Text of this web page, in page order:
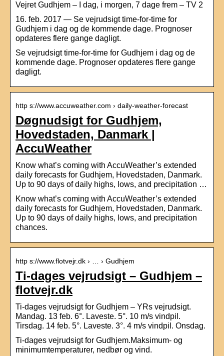
Vejret Gudhjem – I dag, i morgen, 7 dage frem – TV 2
16. feb. 2017 — Se vejrudsigt time-for-time for
Gudhjem i dag og de kommende dage. Prognoser
opdateres flere gange dagligt.
Se vejrudsigt time-for-time for Gudhjem i dag og de
kommende dage. Prognoser opdateres flere gange
dagligt.
http s://www.accuweather.com › daily-weather-forecast
Døgnudsigt for Gudhjem,
Hovedstaden, Danmark |
AccuWeather
Know what’s coming with AccuWeather’s extended
daily forecasts for Gudhjem, Hovedstaden, Danmark.
Up to 90 days of daily highs, lows, and precipitation …
Know what’s coming with AccuWeather’s extended
daily forecasts for Gudhjem, Hovedstaden, Danmark.
Up to 90 days of daily highs, lows, and precipitation
chances.
http s://www.flotvejr.dk › … › Gudhjem
Ti-dages vejrudsigt – Gudhjem –
flotvejr.dk
Ti-dages vejrudsigt for Gudhjem – YRs vejrudsigt.
Mandag. 13 feb. 6°. Laveste. 5°. 10 m/s vindpil.
Tirsdag. 14 feb. 5°. Laveste. 3°. 4 m/s vindpil. Onsdag.
Ti-dages vejrudsigt for Gudhjem.Maksimum- og
minimumtemperaturer, nedbør og vind.